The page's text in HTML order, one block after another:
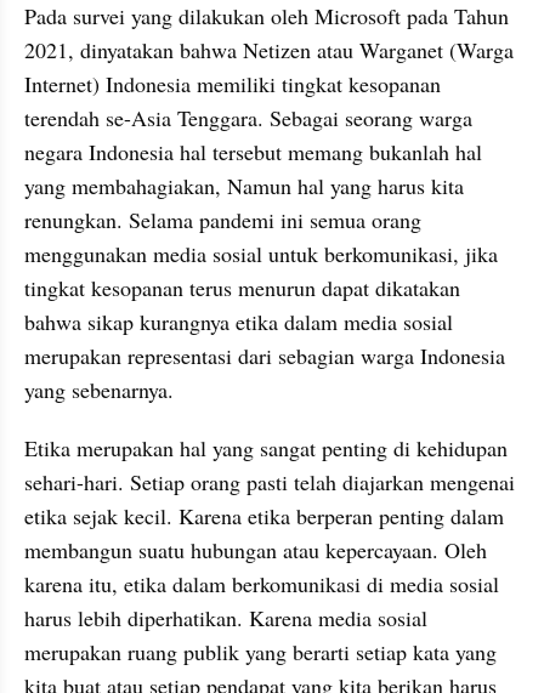
Pada survei yang dilakukan oleh Microsoft pada Tahun
2021, dinyatakan bahwa Netizen atau Warganet (Warga
Internet) Indonesia memiliki tingkat kesopanan
terendah se-Asia Tenggara. Sebagai seorang warga
negara Indonesia hal tersebut memang bukanlah hal
yang membahagiakan, Namun hal yang harus kita
renungkan. Selama pandemi ini semua orang
menggunakan media sosial untuk berkomunikasi, jika
tingkat kesopanan terus menurun dapat dikatakan
bahwa sikap kurangnya etika dalam media sosial
merupakan representasi dari sebagian warga Indonesia
yang sebenarnya.
Etika merupakan hal yang sangat penting di kehidupan
sehari-hari. Setiap orang pasti telah diajarkan mengenai
etika sejak kecil. Karena etika berperan penting dalam
membangun suatu hubungan atau kepercayaan. Oleh
karena itu, etika dalam berkomunikasi di media sosial
harus lebih diperhatikan. Karena media sosial
merupakan ruang publik yang berarti setiap kata yang
kita buat atau setiap pendapat yang kita berikan harus